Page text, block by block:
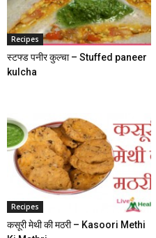
Recipes
स्टफ्ड पनीर कुल्चा – Stuffed paneer
kulcha
Recipes
कसूरी मेथी की मठरी – Kasoori Methi